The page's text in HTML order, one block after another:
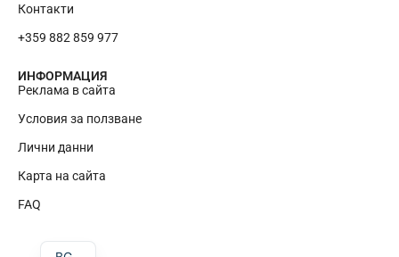
Контакти
+359 882 859 977
ИНФОРМАЦИЯ
Реклама в сайта
Условия за ползване
Лични данни
Карта на сайта
FAQ